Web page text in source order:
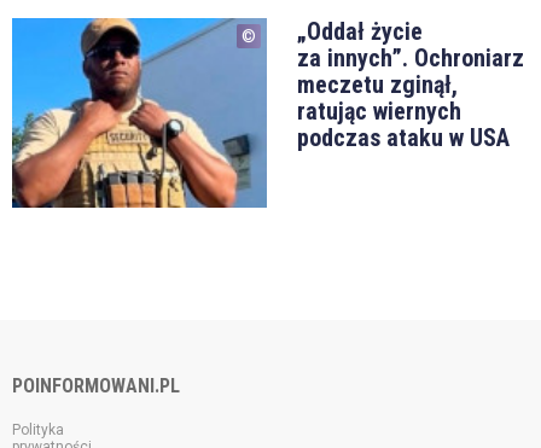
„Oddał życie
za innych”. Ochroniarz
meczetu zginął,
ratując wiernych
podczas ataku w USA
POINFORMOWANI.PL
Polityka